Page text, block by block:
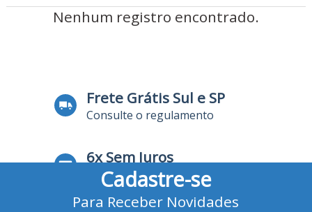
Nenhum registro encontrado.
Frete Grátis Sul e SP
Consulte o regulamento
6x Sem Juros
no Cartão de Crédito
Cadastre-se
Para Receber Novidades